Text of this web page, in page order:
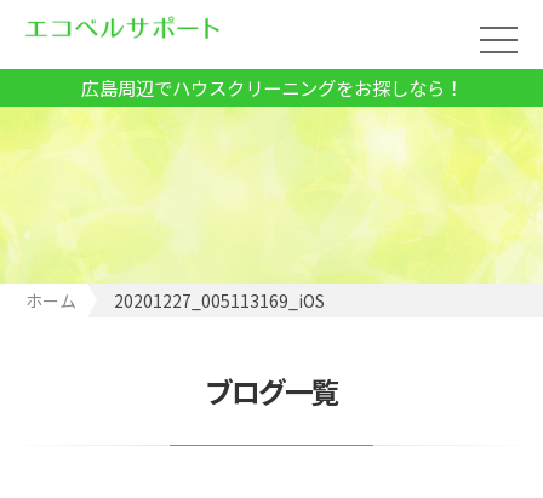
広島周辺でハウスクリーニングをお探しなら！
ホーム 20201227_005113169_iOS
ブログ一覧